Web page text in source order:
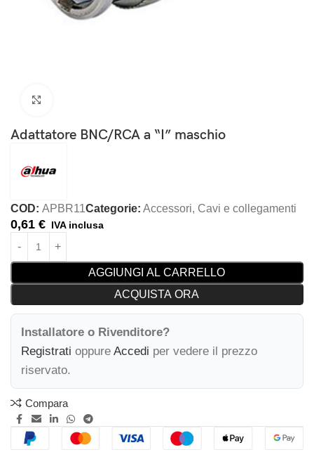
Adattatore BNC/RCA a “I” maschio
COD: APBR11Categorie: Accessori, Cavi e collegamenti
0,61 € IVA inclusa
AGGIUNGI AL CARRELLO
ACQUISTA ORA
Installatore o Rivenditore?
Registrati oppure Accedi per vedere il prezzo
riservato.
Compara